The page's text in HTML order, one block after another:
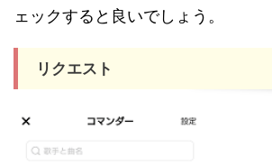
ェックすると良いでしょう。
リクエスト